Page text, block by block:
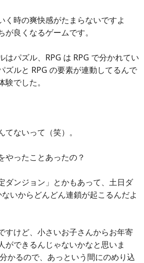
く時の爽快感がたまらないですよ
良くなるゲームです。
はパズル、RPG は RPG で分かれてい
ズルと RPG の要素が連動してるんで
でした。
ないって（笑）。
やったことあったの？
ダンジョン」とかもあって、土日ダ
いからどんどん連鎖が起こるんだよ
すけど、小さいお子さんからお年寄
ができるんじゃないかなと思いま
かるので、あっという間にのめり込